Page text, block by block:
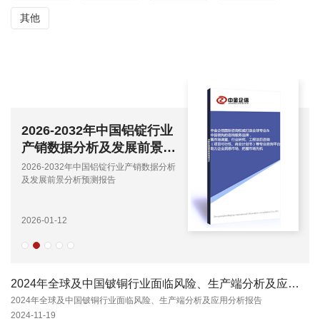
其他
2026-2032年中国铝锭行业
产销数据分析及发展前景分
析预测报告
2026-2032年中国铝锭行业产销数据分析
及发展前景分析预测报告
2026-01-12
2024年全球及中国铍铜行业面临风险、生产端分析及应用分析报告
2024年全球及中国铍铜行业面临风险、生产端分析及应用分析报告
2024-11-19